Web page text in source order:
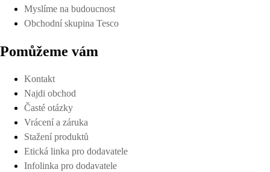
Myslíme na budoucnost
Obchodní skupina Tesco
Pomůžeme vám
Kontakt
Najdi obchod
Časté otázky
Vrácení a záruka
Stažení produktů
Etická linka pro dodavatele
Infolinka pro dodavatele